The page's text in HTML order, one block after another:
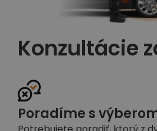
Konzultácie
Poradíme s